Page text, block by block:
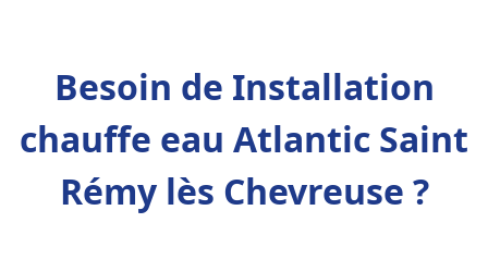
Besoin de Installation
chauffe eau Atlantic Saint
Rémy lès Chevreuse ?